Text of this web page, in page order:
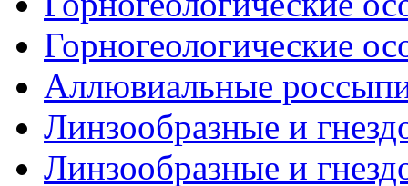
Горногеологические
Аллювиальные
Линзообразные и
Линзообразные и